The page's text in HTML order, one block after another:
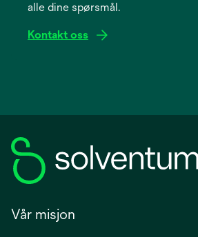
alle dine spørsmål.
Kontakt oss
Vår misjon